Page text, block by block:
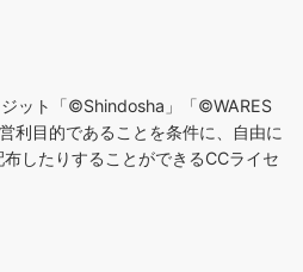
ジット「©︎Shindosha」「©︎WARES
利目的であることを条件に、自由に
したりすることができるCCライセ